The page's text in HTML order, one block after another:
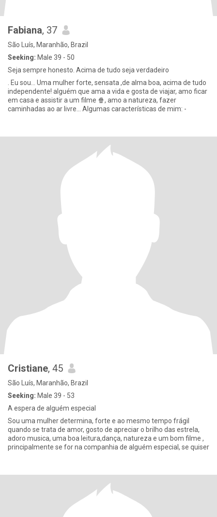
Fabiana, 37
São Luís, Maranhão, Brazil
Seeking: Male 39 - 50
Seja sempre honesto. Acima de tudo seja verdadeiro
. Eu sou... Uma mulher forte, sensata ,de alma boa, acima de tudo
independente! alguém que ama a vida e gosta de viajar, amo ficar
em casa e assistir a um filme 🍿, amo a natureza, fazer
caminhadas ao ar livre… Algumas características de mim: -
Cristiane, 45
São Luís, Maranhão, Brazil
Seeking: Male 39 - 53
A espera de alguém especial
Sou uma mulher determina, forte e ao mesmo tempo frágil
quando se trata de amor, gosto de apreciar o brilho das estrela,
adoro musica, uma boa leitura,dança, natureza e um bom filme ,
principalmente se for na companhia de alguém especial, se quiser